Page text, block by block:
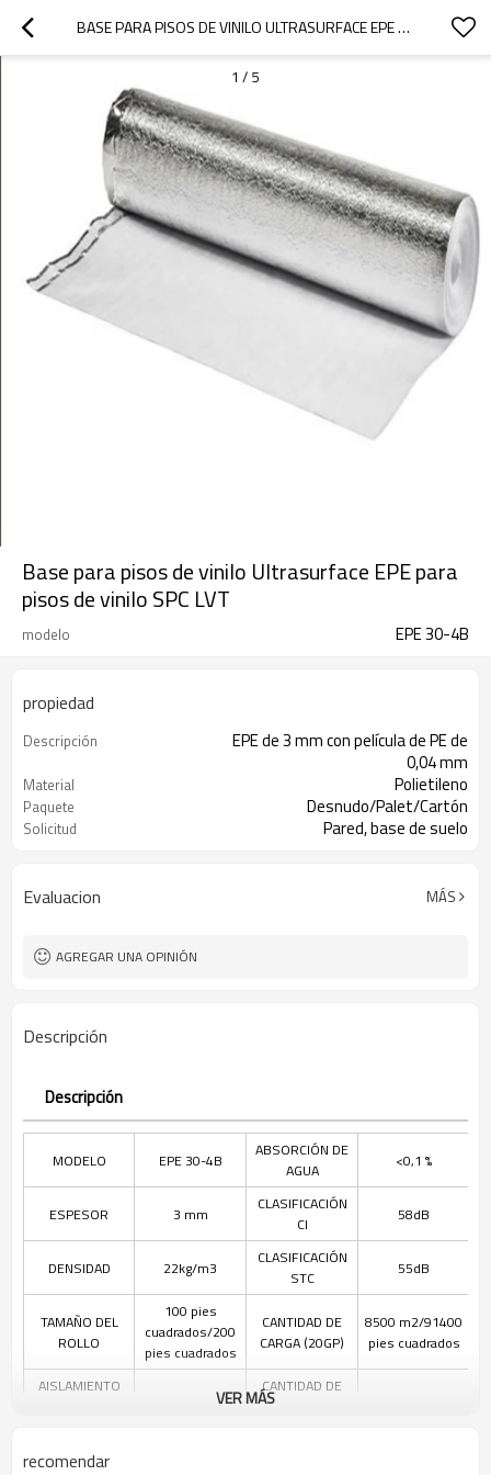
BASE PARA PISOS DE VINILO ULTRASURFACE EPE PARA PISOS DE VINILO SPC LVT
1 / 5
Base para pisos de vinilo Ultrasurface EPE para
pisos de vinilo SPC LVT
modelo EPE 30-4B
propiedad
Descripción
EPE de 3 mm con película de PE de
0,04 mm
Material Polietileno
Paquete Desnudo/Palet/Cartón
Solicitud Pared, base de suelo
Evaluacion MÁS
AGREGAR UNA OPINIÓN
Descripción
Descripción
MODELO EPE 30-4B
ABSORCIÓN DE
AGUA
<0,1 %
ESPESOR 3 mm
CLASIFICACIÓN
CI
58dB
DENSIDAD 22kg/m3
CLASIFICACIÓN
STC
55dB
TAMAÑO DEL
ROLLO
100 pies
cuadrados/200
pies cuadrados
CANTIDAD DE
CARGA (20GP)
8500 m2/91400
pies cuadrados
AISLAMIENTO
0.3w/ mk
CANTIDAD DE
CARGA (40HC)
Beneficios
VER MÁS
recomendar